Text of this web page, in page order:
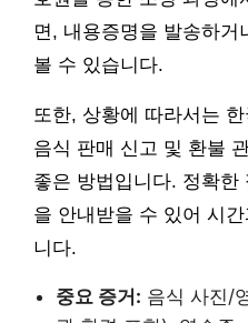
면, 내용증명을 발송하거
볼 수 있습니다.
또한, 상황에 따라서는
음식 판매 신고 및 환불
좋은 방법입니다. 정확한
을 안내받을 수 있어 시
니다.
중요 증거: 음식 사진/